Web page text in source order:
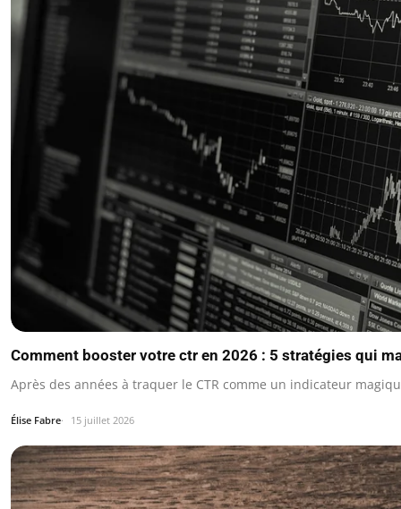
Comment booster votre ctr en 2026 : 5 stratégies qui
Après des années à traquer le CTR comme un indicateur
Élise Fabre 15 juillet 2026